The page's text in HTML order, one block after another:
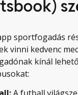
sportfogadás
vinni kedvenc
kínál